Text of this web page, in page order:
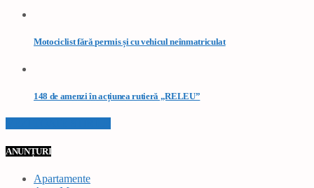
Motociclist fără permis și cu vehicul neînmatriculat
148 de amenzi în acțiunea rutieră „RELEU”
ANUNȚURI
Apartamente